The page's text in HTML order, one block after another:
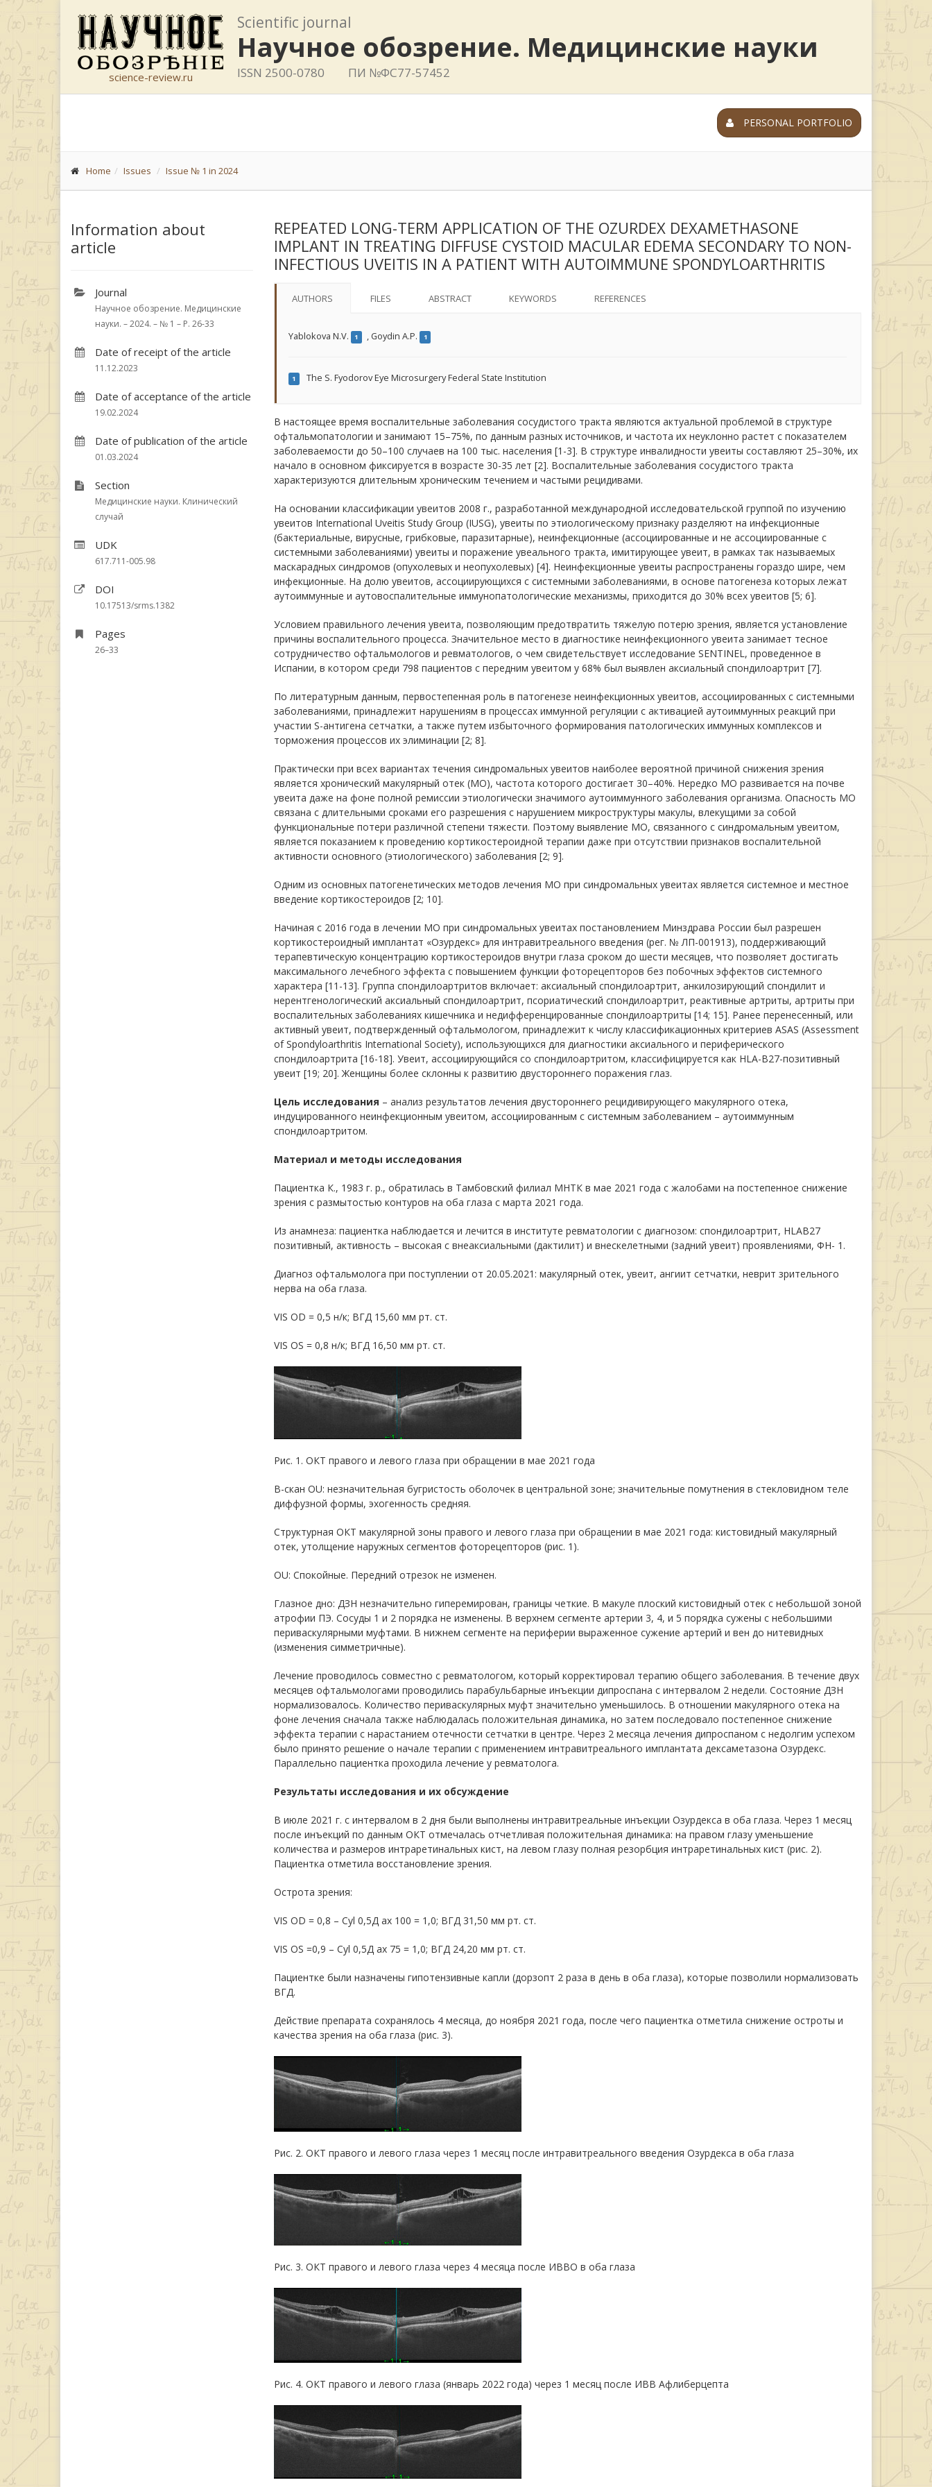
science-review.ru
Scientific journal
Научное обозрение. Медицинские науки
ISSN 2500-0780 ПИ №ФС77-57452
PERSONAL PORTFOLIO
Home Issues Issue № 1 in 2024
Information about
article
Journal
Научное обозрение. Медицинские
науки. – 2024. – № 1 – P. 26-33
Date of receipt of the article
11.12.2023
Date of acceptance of the article
19.02.2024
Date of publication of the article
01.03.2024
Section
Медицинские науки. Клинический
случай
UDK
617.711-005.98
DOI
10.17513/srms.1382
Pages
26–33
REPEATED LONG-TERM APPLICATION OF THE OZURDEX DEXAMETHASONE
IMPLANT IN TREATING DIFFUSE CYSTOID MACULAR EDEMA SECONDARY TO NON-
INFECTIOUS UVEITIS IN A PATIENT WITH AUTOIMMUNE SPONDYLOARTHRITIS
AUTHORS FILES ABSTRACT KEYWORDS REFERENCES
Yablokova N.V. 1 , Goydin A.P. 1
1 The S. Fyodorov Eye Microsurgery Federal State Institution
В настоящее время воспалительные заболевания сосудистого тракта являются актуальной проблемой в структуре
офтальмопатологии и занимают 15–75%, по данным разных источников, и частота их неуклонно растет с показателем
заболеваемости до 50–100 случаев на 100 тыс. населения [1-3]. В структуре инвалидности увеиты составляют 25–30%, их
начало в основном фиксируется в возрасте 30-35 лет [2]. Воспалительные заболевания сосудистого тракта
характеризуются длительным хроническим течением и частыми рецидивами.
На основании классификации увеитов 2008 г., разработанной международной исследовательской группой по изучению
увеитов International Uveitis Study Group (IUSG), увеиты по этиологическому признаку разделяют на инфекционные
(бактериальные, вирусные, грибковые, паразитарные), неинфекционные (ассоциированные и не ассоциированные с
системными заболеваниями) увеиты и поражение увеального тракта, имитирующее увеит, в рамках так называемых
маскарадных синдромов (опухолевых и неопухолевых) [4]. Неинфекционные увеиты распространены гораздо шире, чем
инфекционные. На долю увеитов, ассоциирующихся с системными заболеваниями, в основе патогенеза которых лежат
аутоиммунные и аутовоспалительные иммунопатологические механизмы, приходится до 30% всех увеитов [5; 6].
Условием правильного лечения увеита, позволяющим предотвратить тяжелую потерю зрения, является установление
причины воспалительного процесса. Значительное место в диагностике неинфекционного увеита занимает тесное
сотрудничество офтальмологов и ревматологов, о чем свидетельствует исследование SENTINEL, проведенное в
Испании, в котором среди 798 пациентов с передним увеитом у 68% был выявлен аксиальный спондилоартрит [7].
По литературным данным, первостепенная роль в патогенезе неинфекционных увеитов, ассоциированных с системными
заболеваниями, принадлежит нарушениям в процессах иммунной регуляции с активацией аутоиммунных реакций при
участии S-антигена сетчатки, а также путем избыточного формирования патологических иммунных комплексов и
торможения процессов их элиминации [2; 8].
Практически при всех вариантах течения синдромальных увеитов наиболее вероятной причиной снижения зрения
является хронический макулярный отек (МО), частота которого достигает 30–40%. Нередко МО развивается на почве
увеита даже на фоне полной ремиссии этиологически значимого аутоиммунного заболевания организма. Опасность МО
связана с длительными сроками его разрешения с нарушением микроструктуры макулы, влекущими за собой
функциональные потери различной степени тяжести. Поэтому выявление МО, связанного с синдромальным увеитом,
является показанием к проведению кортикостероидной терапии даже при отсутствии признаков воспалительной
активности основного (этиологического) заболевания [2; 9].
Одним из основных патогенетических методов лечения МО при синдромальных увеитах является системное и местное
введение кортикостероидов [2; 10].
Начиная с 2016 года в лечении МО при синдромальных увеитах постановлением Минздрава России был разрешен
кортикостероидный имплантат «Озурдекс» для интравитреального введения (рег. № ЛП-001913), поддерживающий
терапевтическую концентрацию кортикостероидов внутри глаза сроком до шести месяцев, что позволяет достигать
максимального лечебного эффекта с повышением функции фоторецепторов без побочных эффектов системного
характера [11-13]. Группа спондилоартритов включает: аксиальный спондилоартрит, анкилозирующий спондилит и
нерентгенологический аксиальный спондилоартрит, псориатический спондилоартрит, реактивные артриты, артриты при
воспалительных заболеваниях кишечника и недифференцированные спондилоартриты [14; 15]. Ранее перенесенный, или
активный увеит, подтвержденный офтальмологом, принадлежит к числу классификационных критериев ASAS (Assessment
of Spondyloarthritis International Society), использующихся для диагностики аксиального и периферического
спондилоартрита [16-18]. Увеит, ассоциирующийся со спондилоартритом, классифицируется как HLA-B27-позитивный
увеит [19; 20]. Женщины более склонны к развитию двустороннего поражения глаз.
Цель исследования – анализ результатов лечения двустороннего рецидивирующего макулярного отека,
индуцированного неинфекционным увеитом, ассоциированным с системным заболеванием – аутоиммунным
спондилоартритом.
Материал и методы исследования
Пациентка К., 1983 г. р., обратилась в Тамбовский филиал МНТК в мае 2021 года с жалобами на постепенное снижение
зрения с размытостью контуров на оба глаза с марта 2021 года.
Из анамнеза: пациентка наблюдается и лечится в институте ревматологии с диагнозом: спондилоартрит, HLAB27
позитивный, активность – высокая с внеаксиальными (дактилит) и внескелетными (задний увеит) проявлениями, ФН- 1.
Диагноз офтальмолога при поступлении от 20.05.2021: макулярный отек, увеит, ангиит сетчатки, неврит зрительного
нерва на оба глаза.
VIS OD = 0,5 н/к; ВГД 15,60 мм рт. ст.
VIS OS = 0,8 н/к; ВГД 16,50 мм рт. ст.
Рис. 1. ОКТ правого и левого глаза при обращении в мае 2021 года
В-скан OU: незначительная бугристость оболочек в центральной зоне; значительные помутнения в стекловидном теле
диффузной формы, эхогенность средняя.
Структурная ОКТ макулярной зоны правого и левого глаза при обращении в мае 2021 года: кистовидный макулярный
отек, утолщение наружных сегментов фоторецепторов (рис. 1).
OU: Спокойные. Передний отрезок не изменен.
Глазное дно: ДЗН незначительно гиперемирован, границы четкие. В макуле плоский кистовидный отек с небольшой зоной
атрофии ПЭ. Сосуды 1 и 2 порядка не изменены. В верхнем сегменте артерии 3, 4, и 5 порядка сужены с небольшими
периваскулярными муфтами. В нижнем сегменте на периферии выраженное сужение артерий и вен до нитевидных
(изменения симметричные).
Лечение проводилось совместно с ревматологом, который корректировал терапию общего заболевания. В течение двух
месяцев офтальмологами проводились парабульбарные инъекции дипроспана с интервалом 2 недели. Состояние ДЗН
нормализовалось. Количество периваскулярных муфт значительно уменьшилось. В отношении макулярного отека на
фоне лечения сначала также наблюдалась положительная динамика, но затем последовало постепенное снижение
эффекта терапии с нарастанием отечности сетчатки в центре. Через 2 месяца лечения дипроспаном с недолгим успехом
было принято решение о начале терапии с применением интравитреального имплантата дексаметазона Озурдекс.
Параллельно пациентка проходила лечение у ревматолога.
Результаты исследования и их обсуждение
В июле 2021 г. с интервалом в 2 дня были выполнены интравитреальные инъекции Озурдекса в оба глаза. Через 1 месяц
после инъекций по данным ОКТ отмечалась отчетливая положительная динамика: на правом глазу уменьшение
количества и размеров интраретинальных кист, на левом глазу полная резорбция интраретинальных кист (рис. 2).
Пациентка отметила восстановление зрения.
Острота зрения:
VIS OD = 0,8 – Cyl 0,5Д ax 100 = 1,0; ВГД 31,50 мм рт. ст.
VIS OS =0,9 – Cyl 0,5Д ax 75 = 1,0; ВГД 24,20 мм рт. ст.
Пациентке были назначены гипотензивные капли (дорзопт 2 раза в день в оба глаза), которые позволили нормализовать
ВГД.
Действие препарата сохранялось 4 месяца, до ноября 2021 года, после чего пациентка отметила снижение остроты и
качества зрения на оба глаза (рис. 3).
Рис. 2. ОКТ правого и левого глаза через 1 месяц после интравитреального введения Озурдекса в оба глаза
Рис. 3. ОКТ правого и левого глаза через 4 месяца после ИВВО в оба глаза
Рис. 4. ОКТ правого и левого глаза (январь 2022 года) через 1 месяц после ИВВ Афлиберцепта